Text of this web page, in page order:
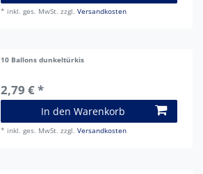
* inkl. ges. MwSt. zzgl.Versandkosten
10 Ballons dunkeltürkis
2,79 € *
In den Warenkorb
* inkl. ges. MwSt. zzgl.Versandkosten